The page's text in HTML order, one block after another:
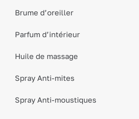
Brume d’oreiller
Parfum d’intérieur
Huile de massage
Spray Anti-mites
Spray Anti-moustiques